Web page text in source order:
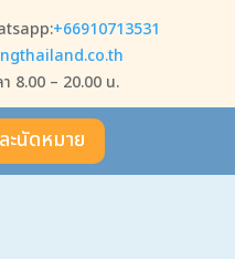
+66910713531
8.00 – 20.00 น.
ะนัดหมาย